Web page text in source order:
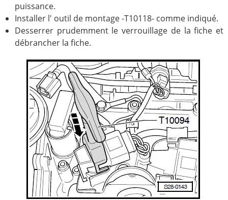
puissance.
Installer l' outil de montage -T10118- comme indiqué.
Desserrer prudemment le verrouillage de la fiche et
débrancher la fiche.